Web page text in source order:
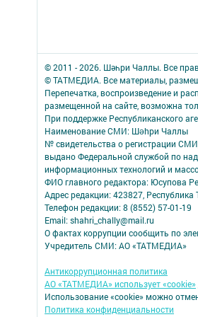
© 2011 - 2026. Шәһри Чаллы. Все
© ТАТМЕДИА. Все материалы,
Перепечатка, воспроизведение и
размещенной на сайте, возможна
При поддержке Республиканского
Наименование СМИ: Шəhри Чаллы
№ свидетельства о регистрации
выдано Федеральной службой по
информационных технологий и
ФИО главного редактора: Юсупова
Адрес редакции: 423827,
Телефон редакции: 8 (8552) 57-01-19
Email: shahri_chally@mail.ru
О фактах коррупции сообщить по
Учредитель СМИ: АО «ТАТМЕДИА»
Антикоррупционная политика
АО «ТАТМЕДИА» использует «cookie»
Использование «cookie» можно
Политика конфиденциальности